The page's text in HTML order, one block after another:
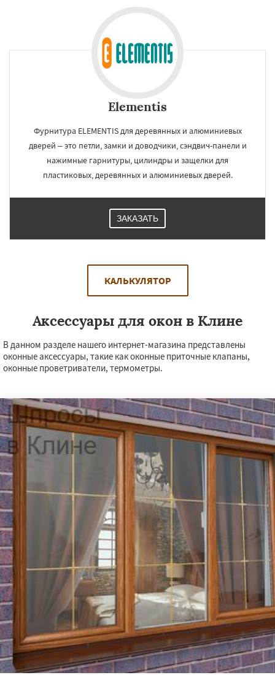
Elementis
Фурнитура ELEMENTIS для деревянных и алюминиевых
дверей – это петли, замки и доводчики, сэндвич-панели и
нажимные гарнитуры, цилиндры и защелки для
пластиковых, деревянных и алюминиевых дверей.
ЗАКАЗАТЬ
КАЛЬКУЛЯТОР
Аксессуары для окон в Клине
В данном разделе нашего интернет-магазина представлены
оконные аксессуары, такие как оконные приточные клапаны,
оконные проветриватели, термометры.